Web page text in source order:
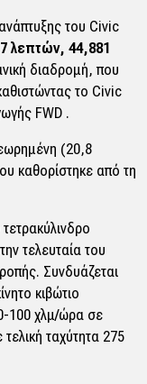
του Civic
7 λεπτών, 44,881
διαδρομή, που
το Civic
FWD .
(20,8
καθορίστηκε από τη
τελευταία του
Συνδυάζεται
κιβώτιο
100 χλμ/ώρα σε
ταχύτητα 275